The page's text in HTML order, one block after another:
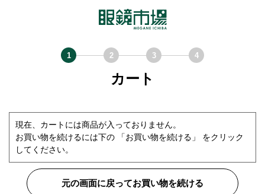
カート
現在、カートには商品が入っておりません。
お買い物を続けるには下の 「お買い物を続ける」 をクリック
してください。
元の画面に戻ってお買い物を続ける